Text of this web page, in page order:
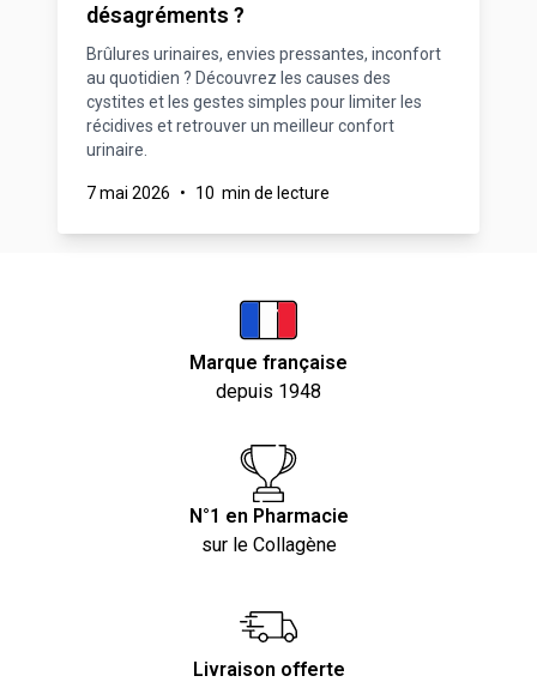
désagréments ?
Brûlures urinaires, envies pressantes, inconfort
au quotidien ? Découvrez les causes des
cystites et les gestes simples pour limiter les
récidives et retrouver un meilleur confort
urinaire.
7 mai 2026 • 10 min de lecture
Marque française
depuis 1948
N°1 en Pharmacie
sur le Collagène
Livraison offerte